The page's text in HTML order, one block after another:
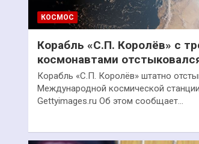
КОСМОС
Корабль «С.П. Королёв» с
космонавтами
Корабль «С.П. Королёв» штатно
Международной космической
Gettyimages.ru Об этом сообщает…